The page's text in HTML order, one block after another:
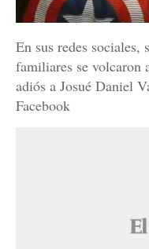
En sus redes sociales,
familiares se volcaron
adiós a Josué Daniel
Facebook